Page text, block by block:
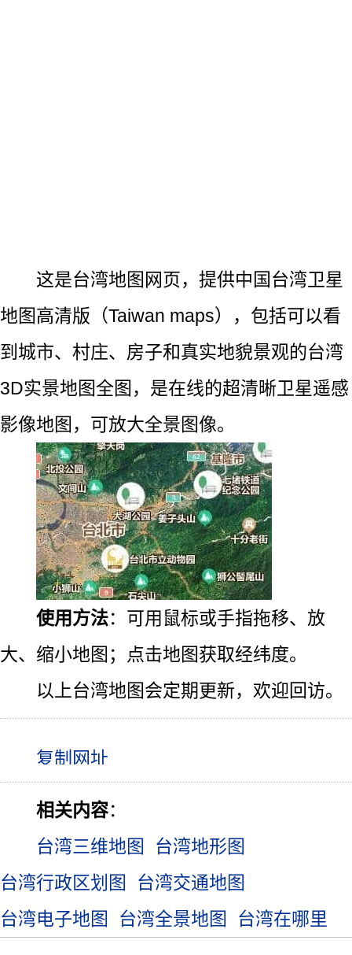
这是台湾地图网页，提供中国台湾卫星
地图高清版（Taiwan maps），包括可以看
到城市、村庄、房子和真实地貌景观的台湾
3D实景地图全图，是在线的超清晰卫星遥感
影像地图，可放大全景图像。
使用方法：可用鼠标或手指拖移、放
大、缩小地图；点击地图获取经纬度。
以上台湾地图会定期更新，欢迎回访。
相关内容：
台湾三维地图
台湾地形图
台湾行政区划图
台湾交通地图
台湾电子地图
台湾全景地图 台湾在哪里